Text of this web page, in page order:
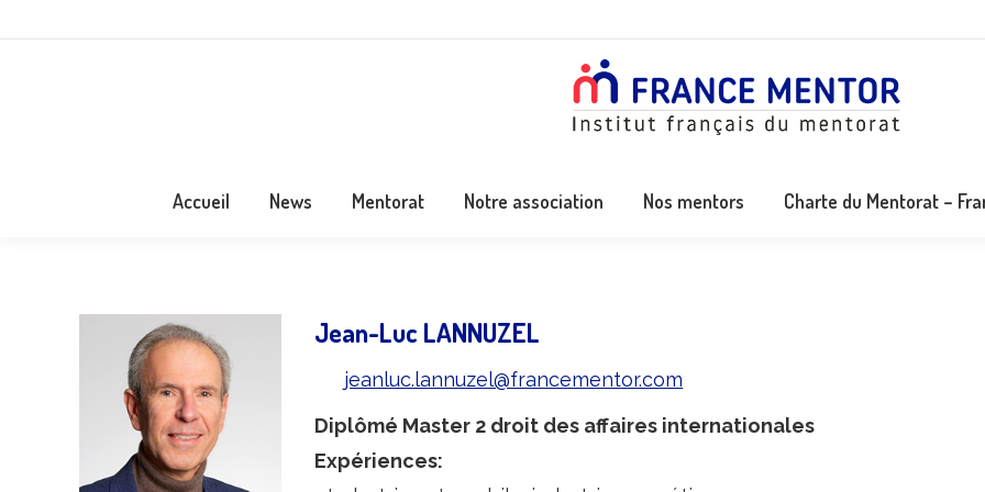
Accueil News Mentorat Notre association Nos mentors Charte du Mentorat –
Jean-Luc LANNUZEL
jeanluc.lannuzel@francementor.com
Diplômé Master 2 droit des affaires internationales
Expériences: